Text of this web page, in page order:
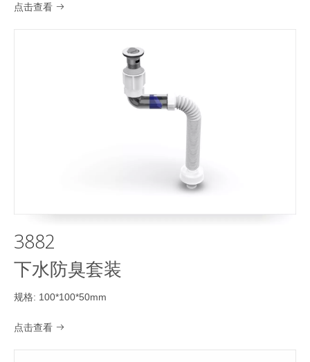
点击查看 
3882
下水防臭套装
规格: 100*100*50mm
点击查看 